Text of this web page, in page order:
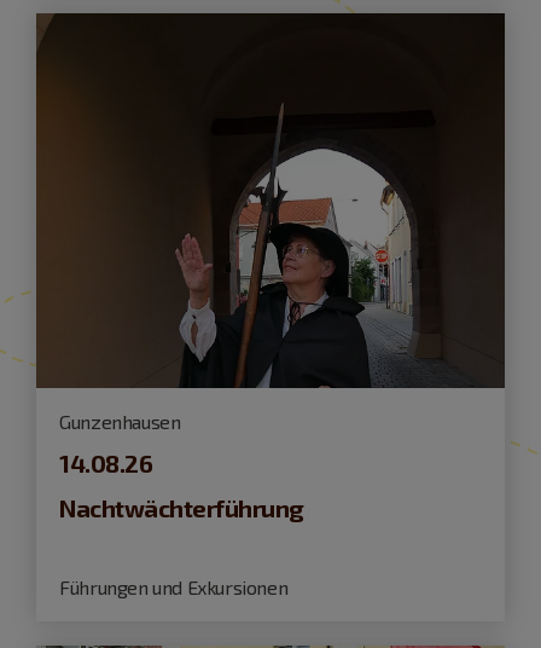
Gunzenhausen
14.08.26
Nachtwächterführung
Führungen und Exkursionen